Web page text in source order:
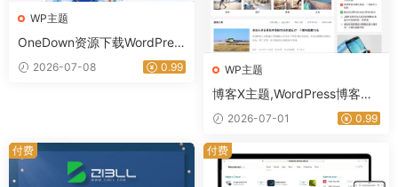
WP主题
OneDown资源下载WordPres
s主题 技术教程资讯站专用模
板-星途资源网
2026-07-08 0.99 WP主题
博客X主题,WordPress博客主
题推荐,专业博客网站搭建优选
2026-07-01 0.99
付费 付费